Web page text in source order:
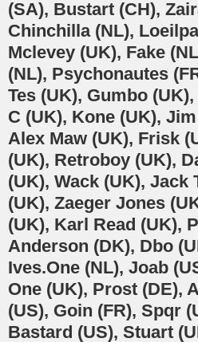
(SA), Bustart (CH),
Chinchilla (NL),
Mclevey (UK), Fake
(NL), Psychonautes
Tes (UK), Gumbo
C (UK), Kone (UK),
Alex Maw (UK), Frisk
(UK), Retroboy (UK),
(UK), Wack (UK),
(UK), Zaeger Jones
(UK), Karl Read (UK),
Anderson (DK), Dbo
Ives.One (NL), Joab
One (UK), Prost (DE),
(US), Goin (FR), Spqr
Bastard (US), Stuart